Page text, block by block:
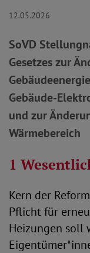
12.05.2026
SoVD
Gesetzes zur
Gebäude-
und zur
Wärmebereich
1
Kern der
Pflicht für
Heizungen soll